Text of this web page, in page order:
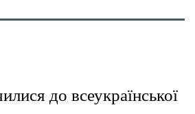
до всеукраїнської